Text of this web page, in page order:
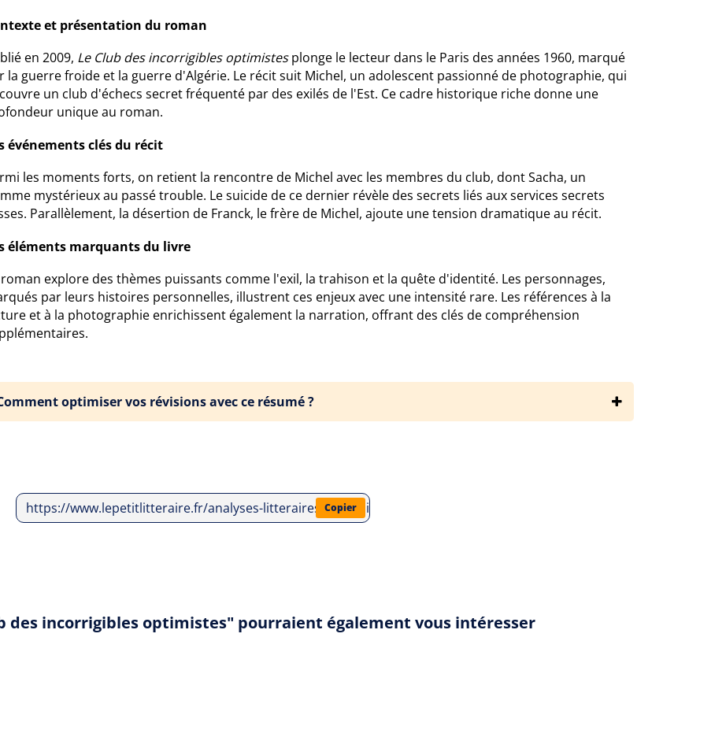
et présentation du roman
en 2009, Le Club des incorrigibles optimistesplonge le lecteur dans le Paris des années 1960, marqué
la guerre froide et la guerre d'Algérie. Le récit suit Michel, un adolescent passionné de photographie, qui
un club d'échecs secret fréquenté par des exilés de l'Est. Ce cadre historique riche donne une
unique au roman.
événements clés du récit
les moments forts, on retient la rencontre de Michel avec les membres du club, dont Sacha, un
mystérieux au passé trouble. Le suicide de ce dernier révèle des secrets liés aux services secrets
Parallèlement, la désertion de Franck, le frère de Michel, ajoute une tension dramatique au récit.
éléments marquants du livre
roman explore des thèmes puissants comme l'exil, la trahison et la quête d'identité. Les personnages,
par leurs histoires personnelles, illustrent ces enjeux avec une intensité rare. Les références à la
et à la photographie enrichissent également la narration, offrant des clés de compréhension
optimiser vos révisions avec ce résumé ?
https://www.lepetitlitteraire.fr/analyses-litteraires/jean-michel-guenassia/le-club-des-incorrigibles-optimistes/resume
Copier
des incorrigibles optimistes" pourraient également vous intéresser